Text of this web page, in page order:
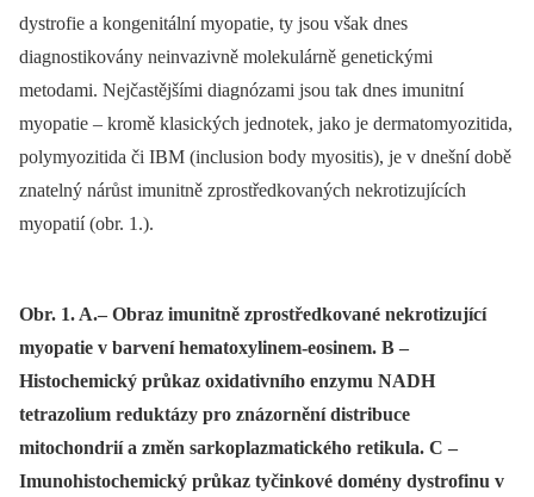
dystrofie a kongenitální myopatie, ty jsou však dnes
diagnostikovány neinvazivně molekulárně genetickými
metodami. Nejčastějšími diagnózami jsou tak dnes imunitní
myopatie –⁠ kromě klasických jednotek, jako je dermatomyozitida,
polymyozitida či IBM (inclusion body myositis), je v dnešní době
znatelný nárůst imunitně zprostředkovaných nekrotizujících
myopatií (obr. 1.).
Obr. 1. A.– Obraz imunitně zprostředkované nekrotizující
myopatie v barvení hematoxylinem-eosinem. B –
Histochemický průkaz oxidativního enzymu NADH
tetrazolium reduktázy pro znázornění distribuce
mitochondrií a změn sarkoplazmatického retikula. C –
Imunohistochemický průkaz tyčinkové domény dystrofinu v